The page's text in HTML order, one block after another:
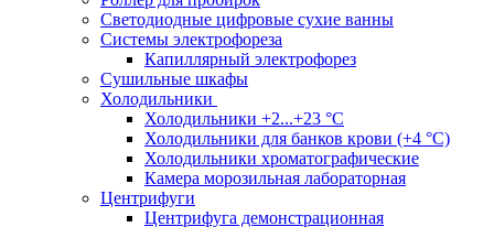
Светодиодные цифровые сухие ванны
Системы электрофореза
Капиллярный электрофорез
Сушильные шкафы
Холодильники
Холодильники +2...+23 °С
Холодильники для банков крови (+4 °С)
Холодильники хроматографические
Камера морозильная лабораторная
Центрифуги
Центрифуга демонстрационная